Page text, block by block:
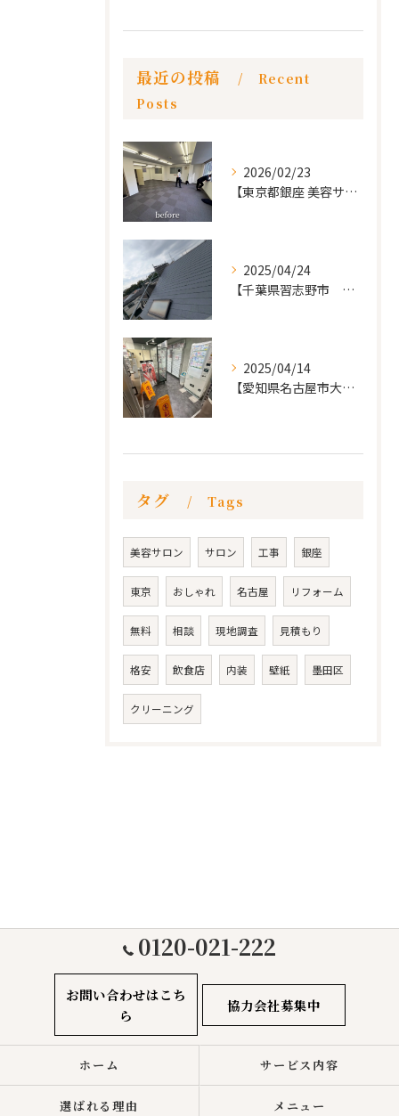
最近の投稿
Recent
Posts
2026/02/23
【東京都銀座 美容サロン店舗工事】
2025/04/24
【千葉県習志野市 戸建て 屋根の葺き替え工事】
2025/04/14
【愛知県名古屋市大須 カードショップ屋のリノベーション
タグ Tags
美容サロン サロン 工事 銀座
東京 おしゃれ 名古屋 リフォーム
無料 相談 現地調査 見積もり
格安 飲食店 内装 壁紙 墨田区
クリーニング
0120-021-222
お問い合わせはこち
ら
協力会社募集中
ホーム サービス内容
選ばれる理由 メニュー